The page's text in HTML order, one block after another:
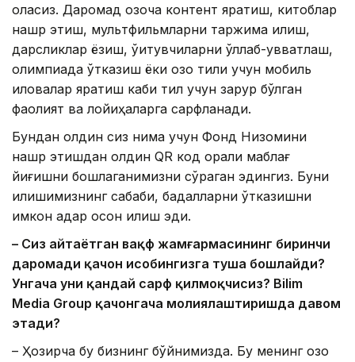
оласиз. Даромад қозоқча контент яратиш, китоблар
нашр этиш, мультфильмларни таржима қилиш,
дарсликлар ёзиш, ўқитувчиларни қўллаб-қувватлаш,
олимпиада ўтказиш ёки қозоқ тили учун мобиль
иловалар яратиш каби тил учун зарур бўлган
фаолият ва лойиҳаларга сарфланади.
Бундан олдин сиз нима учун Фонд Низомини
нашр этишдан олдин QR код орқали маблағ
йиғишни бошлаганимизни сўраган эдингиз. Буни
қилишимизнинг сабаби, бадалларни ўтказишни
имкон қадар осон қилиш эди.
– Сиз айтаётган вақф жамғармасининг биринчи
даромади қачон ҳисобингизга туша бошлайди?
Унгача уни қандай сарф қилмоқчисиз? Bilim
Media Group қачонгача молиялаштиришда давом
этади?
– Ҳозирча бу бизнинг бўйнимизда. Бу менинг қозоқ